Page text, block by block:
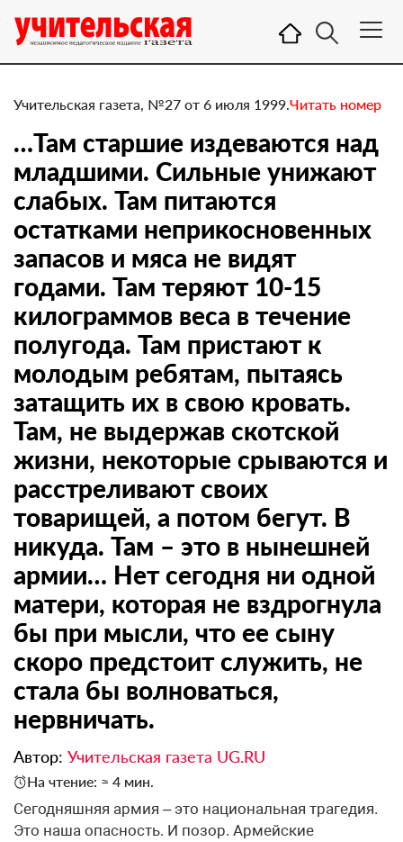
Учительская газета, №27 от 6 июля 1999.Читать номер
…Там старшие издеваются над
младшими. Сильные унижают
слабых. Там питаются
остатками неприкосновенных
запасов и мяса не видят
годами. Там теряют 10-15
килограммов веса в течение
полугода. Там пристают к
молодым ребятам, пытаясь
затащить их в свою кровать.
Там, не выдержав скотской
жизни, некоторые срываются и
расстреливают своих
товарищей, а потом бегут. В
никуда. Там – это в нынешней
армии… Нет сегодня ни одной
матери, которая не вздрогнула
бы при мысли, что ее сыну
скоро предстоит служить, не
стала бы волноваться,
нервничать.
Автор: Учительская газета UG.RU
На чтение: ≈ 4 мин.
Сегодняшняя армия – это национальная трагедия.
Это наша опасность. И позор. Армейские